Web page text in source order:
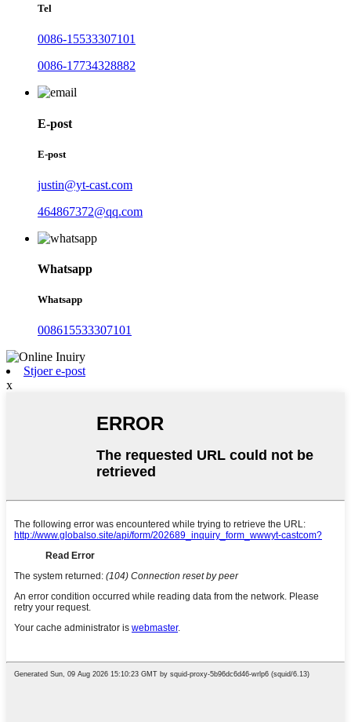
Tel
0086-15533307101
0086-17734328882
E-post
E-post
justin@yt-cast.com
464867372@qq.com
Whatsapp
Whatsapp
008615533307101
Stjoer e-post
x